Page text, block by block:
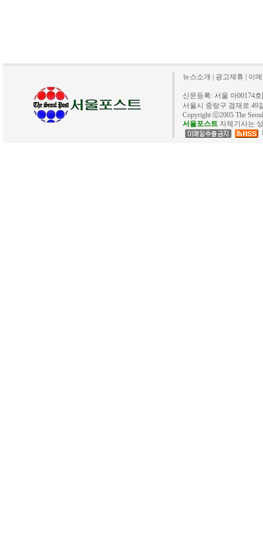
뉴스소개 광고제휴 이
신문등록: 서울 아00174
서울시 중랑구 겸재로 49
Copyright ⓒ2005 The
서울포스트 자체기사는